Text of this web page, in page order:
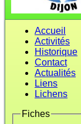
Accueil
Activités
Historique
Contact
Actualités
Liens
Lichens
Fiches